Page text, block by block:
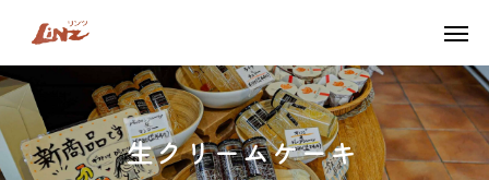
生クリームケーキ
TEL LINE
ONLINE SHOP